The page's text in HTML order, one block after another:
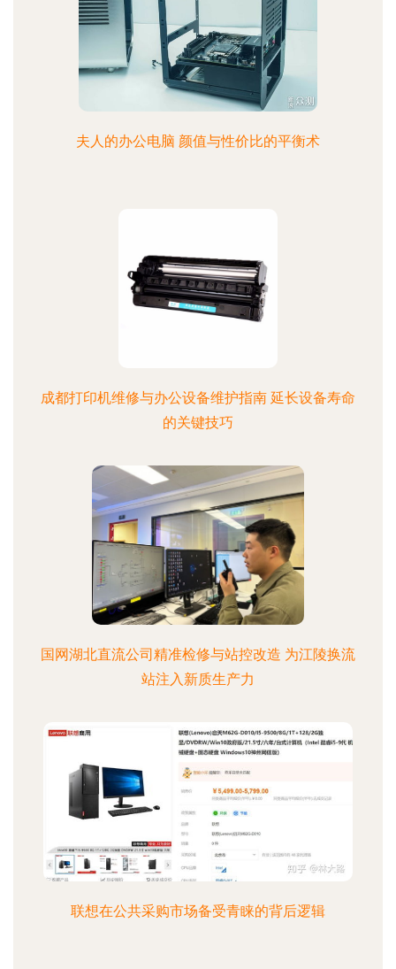
夫人的办公电脑 颜值与性价比的平衡术
成都打印机维修与办公设备维护指南 延长设备寿命
的关键技巧
国网湖北直流公司精准检修与站控改造 为江陵换流
站注入新质生产力
联想在公共采购市场备受青睐的背后逻辑